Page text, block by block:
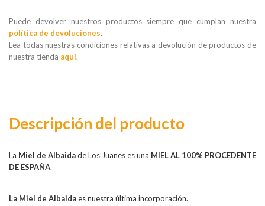
Puede devolver nuestros productos siempre que cumplan nuestra
política de devoluciones.
Lea todas nuestras condiciones relativas a devolución de productos de
nuestra tienda aquí.
Descripción del producto
La Miel de AlbaidadeLos Juaneses una MIEL AL 100% PROCEDENTE
DE ESPAÑA.
La Miel de Albaidaes nuestra última incorporación.